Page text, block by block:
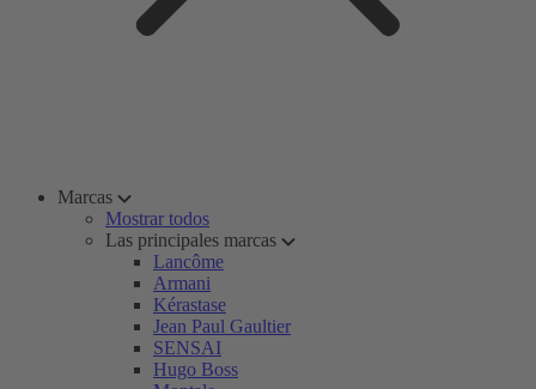
Marcas
Mostrar todos
Las principales marcas
Lancôme
Armani
Kérastase
Jean Paul Gaultier
SENSAI
Hugo Boss